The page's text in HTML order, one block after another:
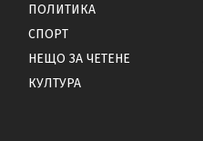
ПОЛИТИКА
СПОРТ
НЕЩО ЗА ЧЕТЕНЕ
КУЛТУРА